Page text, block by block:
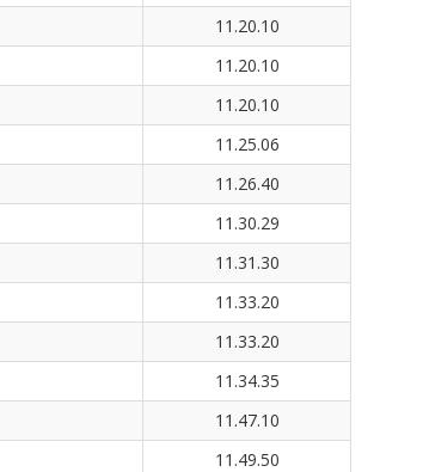
11.20.10
11.20.10
11.20.10
11.25.06
11.26.40
11.30.29
11.31.30
11.33.20
11.33.20
11.34.35
11.47.10
11.49.50